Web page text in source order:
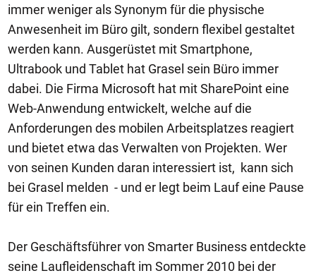
immer weniger als Synonym für die physische
Anwesenheit im Büro gilt, sondern flexibel gestaltet
werden kann. Ausgerüstet mit Smartphone,
Ultrabook und Tablet hat Grasel sein Büro immer
dabei. Die Firma Microsoft hat mit SharePoint eine
Web-Anwendung entwickelt, welche auf die
Anforderungen des mobilen Arbeitsplatzes reagiert
und bietet etwa das Verwalten von Projekten. Wer
von seinen Kunden daran interessiert ist, kann sich
bei Grasel melden - und er legt beim Lauf eine Pause
für ein Treffen ein.
Der Geschäftsführer von Smarter Business entdeckte
seine Laufleidenschaft im Sommer 2010 bei der